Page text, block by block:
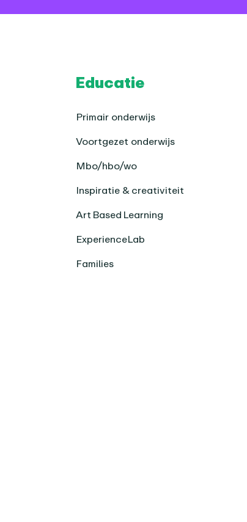
FooterEducatie
Primair onderwijs
Voortgezet onderwijs
Mbo/hbo/wo
Inspiratie & creativiteit
Art Based Learning
ExperienceLab
Families